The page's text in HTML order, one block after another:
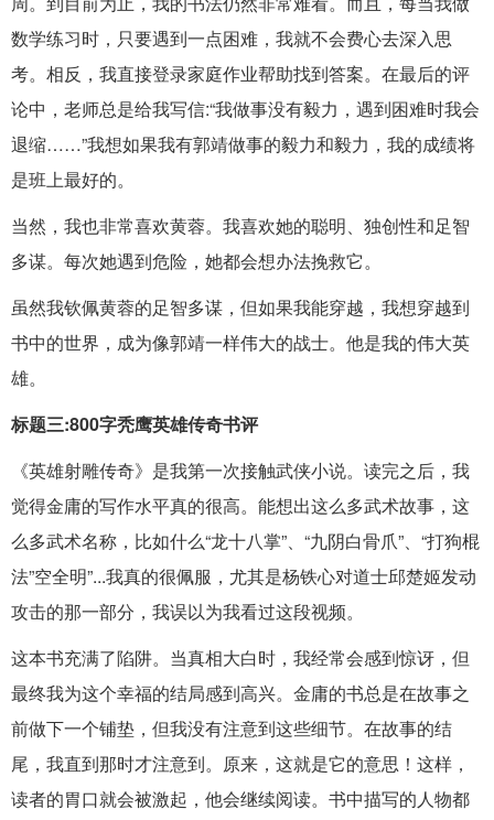
数学练习时，只要遇到一点困难，我就不会费心去深入思
考。相反，我直接登录家庭作业帮助找到答案。在最后的评
论中，老师总是给我写信:“我做事没有毅力，遇到困难时我会
退缩……”我想如果我有郭靖做事的毅力和毅力，我的成绩将
是班上最好的。
当然，我也非常喜欢黄蓉。我喜欢她的聪明、独创性和足智
多谋。每次她遇到危险，她都会想办法挽救它。
虽然我钦佩黄蓉的足智多谋，但如果我能穿越，我想穿越到
书中的世界，成为像郭靖一样伟大的战士。他是我的伟大英
雄。
标题三:800字秃鹰英雄传奇书评
《英雄射雕传奇》是我第一次接触武侠小说。读完之后，我
觉得金庸的写作水平真的很高。能想出这么多武术故事，这
么多武术名称，比如什么“龙十八掌”、“九阴白骨爪”、“打狗棍
法”空全明”...我真的很佩服，尤其是杨铁心对道士邱楚姬发动
攻击的那一部分，我误以为我看过这段视频。
这本书充满了陷阱。当真相大白时，我经常会感到惊讶，但
最终我为这个幸福的结局感到高兴。金庸的书总是在故事之
前做下一个铺垫，但我没有注意到这些细节。在故事的结
尾，我直到那时才注意到。原来，这就是它的意思！这样，
读者的胃口就会被激起，他会继续阅读。书中描写的人物都